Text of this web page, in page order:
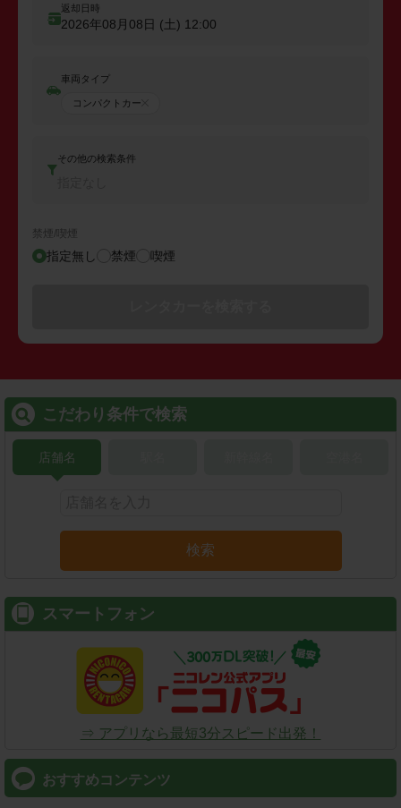
返却日時
2026年08月08日 (土) 12:00
車両タイプ
コンパクトカー
その他の検索条件
禁煙/喫煙
指定無し 禁煙 喫煙
こだわり条件で検索
店舗名
検索
スマートフォン
⇒ アプリなら最短3分スピード出発！
おすすめコンテンツ